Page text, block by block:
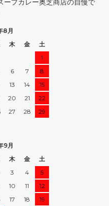
ープカレー奥芝商店の自慢で
8月
木 金
土
1
6 7
8
13 14
15
20 21
22
27 28
29
9月
木 金
土
3 4
5
10 11
12
17 18
19